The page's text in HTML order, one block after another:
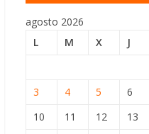
agosto 2026
L
M X J
3
4 5 6
10
11 12 13